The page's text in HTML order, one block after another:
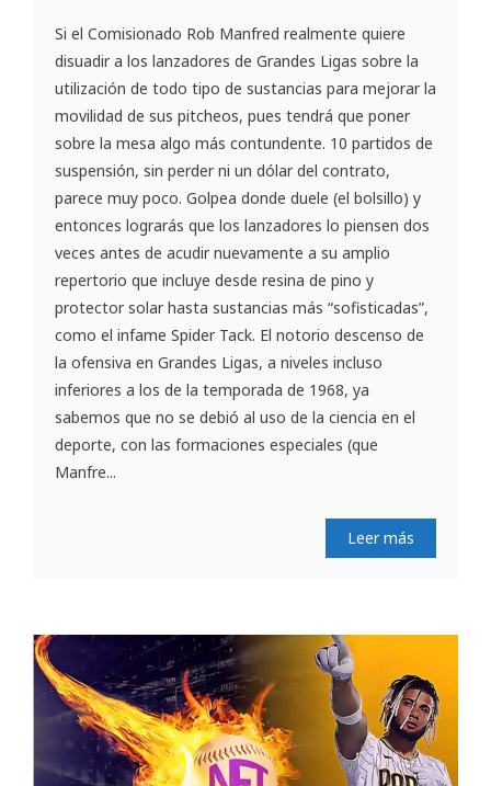
Si el Comisionado Rob Manfred realmente quiere
disuadir a los lanzadores de Grandes Ligas sobre la
utilización de todo tipo de sustancias para mejorar la
movilidad de sus pitcheos, pues tendrá que poner
sobre la mesa algo más contundente. 10 partidos de
suspensión, sin perder ni un dólar del contrato,
parece muy poco. Golpea donde duele (el bolsillo) y
entonces lograrás que los lanzadores lo piensen dos
veces antes de acudir nuevamente a su amplio
repertorio que incluye desde resina de pino y
protector solar hasta sustancias más “sofisticadas”,
como el infame Spider Tack. El notorio descenso de
la ofensiva en Grandes Ligas, a niveles incluso
inferiores a los de la temporada de 1968, ya
sabemos que no se debió al uso de la ciencia en el
deporte, con las formaciones especiales (que
Manfre...
Leer más